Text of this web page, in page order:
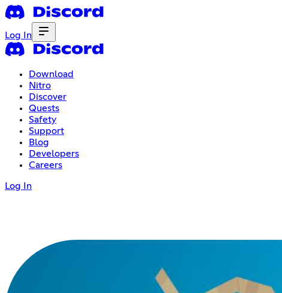
Log In
Download
Nitro
Discover
Quests
Safety
Support
Blog
Developers
Careers
Log In